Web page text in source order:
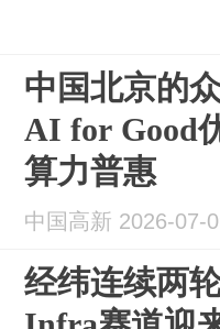
中国北京的
AI for Good
算力普惠
中国高新 2026-07-
经纬连续两